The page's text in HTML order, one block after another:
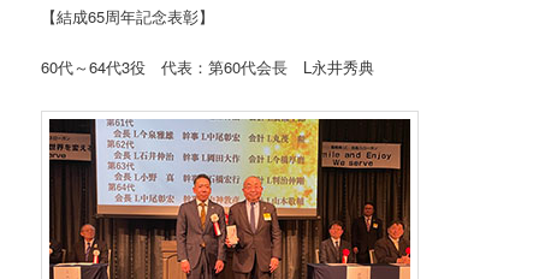
【結成65周年記念表彰】
60代～64代3役 代表：第60代会長 L永井秀典